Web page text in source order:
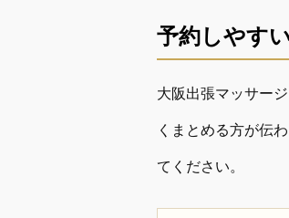
予約しやす
大阪出張マッサー
くまとめる方が伝
てください。